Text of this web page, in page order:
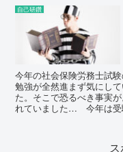
自己研鑽
今年の社会保険労務士試
勉強が全然進まず気にし
た。そこで恐るべき事実
れていました… 今年は受